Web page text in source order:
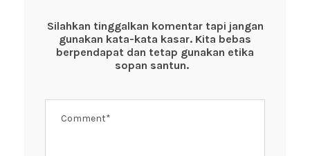
o
o
p
p
Silahkan tinggalkan komentar tapi jangan
gunakan kata-kata kasar. Kita bebas
berpendapat dan tetap gunakan etika
sopan santun.